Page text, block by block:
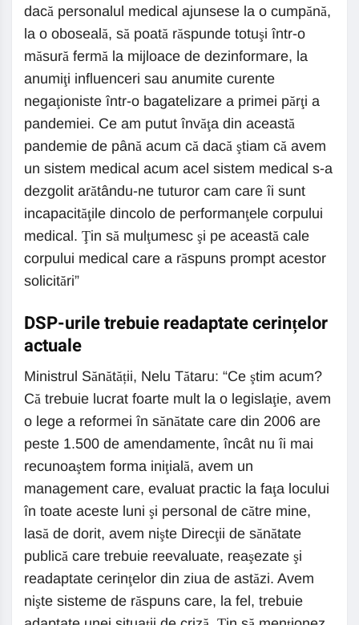
dacă personalul medical ajunsese la o cumpănă,
la o oboseală, să poată răspunde totuşi într-o
măsură fermă la mijloace de dezinformare, la
anumiţi influenceri sau anumite curente
negaţioniste într-o bagatelizare a primei părţi a
pandemiei. Ce am putut învăţa din această
pandemie de până acum că dacă ştiam că avem
un sistem medical acum acel sistem medical s-a
dezgolit arătându-ne tuturor cam care îi sunt
incapacităţile dincolo de performanţele corpului
medical. Ţin să mulţumesc şi pe această cale
corpului medical care a răspuns prompt acestor
solicitări”
DSP-urile trebuie readaptate cerințelor
actuale
Ministrul Sănătății, Nelu Tătaru: “Ce ştim acum?
Că trebuie lucrat foarte mult la o legislaţie, avem
o lege a reformei în sănătate care din 2006 are
peste 1.500 de amendamente, încât nu îi mai
recunoaştem forma iniţială, avem un
management care, evaluat practic la faţa locului
în toate aceste luni şi personal de către mine,
lasă de dorit, avem nişte Direcţii de sănătate
publică care trebuie reevaluate, reaşezate şi
readaptate cerinţelor din ziua de astăzi. Avem
nişte sisteme de răspuns care, la fel, trebuie